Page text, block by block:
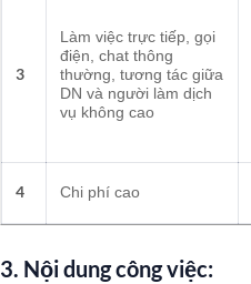
3
Làm việc trực tiếp, gọi
điện, chat thông
thường, tương tác giữa
DN và người làm dịch
vụ không cao
4 Chi phí cao
3. Nội dung công việc: